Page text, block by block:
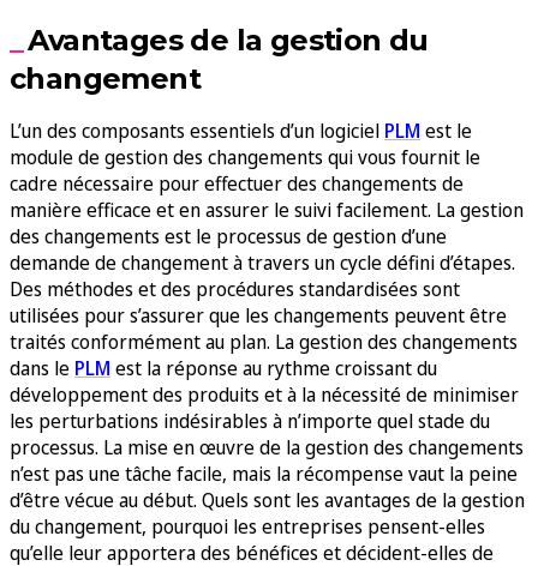
Avantages de la gestion du
changement
L’un des composants essentiels d’un logiciel PLM est le
module de gestion des changements qui vous fournit le
cadre nécessaire pour effectuer des changements de
manière efficace et en assurer le suivi facilement. La gestion
des changements est le processus de gestion d’une
demande de changement à travers un cycle défini d’étapes.
Des méthodes et des procédures standardisées sont
utilisées pour s’assurer que les changements peuvent être
traités conformément au plan. La gestion des changements
dans le PLM est la réponse au rythme croissant du
développement des produits et à la nécessité de minimiser
les perturbations indésirables à n’importe quel stade du
processus. La mise en œuvre de la gestion des changements
n’est pas une tâche facile, mais la récompense vaut la peine
d’être vécue au début. Quels sont les avantages de la gestion
du changement, pourquoi les entreprises pensent-elles
qu’elle leur apportera des bénéfices et décident-elles de